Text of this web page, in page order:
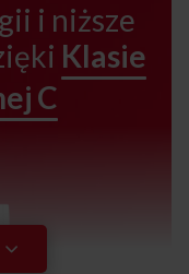
i niższe
Klasie
C